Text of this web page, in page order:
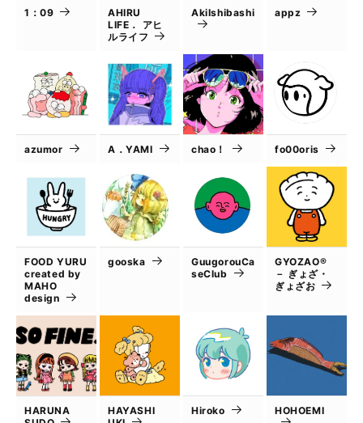
1：09
AHIRU
LIFE． アヒ
ルライフ
AkiIshibashi appz
azumor A．YAMI chao！ fo00oris
FOOD YURU
created by
MAHO
design
gooska
GuugorouCa
seClub
GYOZAO®
－ ぎょざ・
ぎょざお
HARUNA
HAYASHI
Hiroko HOHOEMI